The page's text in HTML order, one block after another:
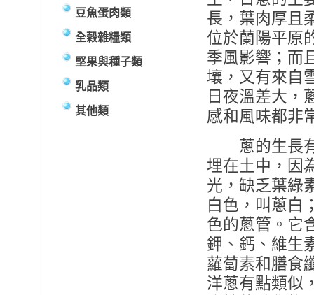
豆魚蛋肉類
全榖雜糧類
堅果與種子類
乳品類
其他類
長，葉肉厚且
位於蘭陽平原
季風影響；而
壤，又有來自
日夜溫差大，
感和風味都非
蔥的生長有
埋在土中，因
光，缺乏葉綠
白色，叫蔥白
色的蔥管。它
鉀、鈣、維生
蘿蔔素和膳食
洋蔥有點類似